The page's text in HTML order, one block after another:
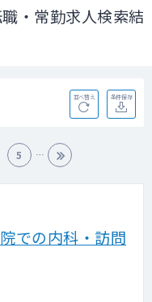
・常勤求人検索結
並べ替え 条件保存
5
での内科・訪問